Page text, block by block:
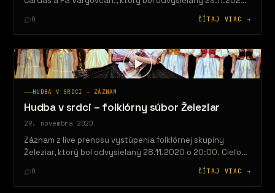
0 ČÍTAJ VIAC →
HUDBA V SRDCI - ZÁZNAM
Hudba v srdci – folklórny súbor Železiar
29. novembra 2020
Záznam z live prenosu vystúpenia folklórnej skupiny
Železiar, ktorý bol odvysielaný 28.11.2020 o 20:00. Cieľom
0 ČÍTAJ VIAC →